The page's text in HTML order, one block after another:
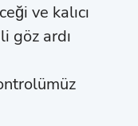
ve kalıcı
göz ardı